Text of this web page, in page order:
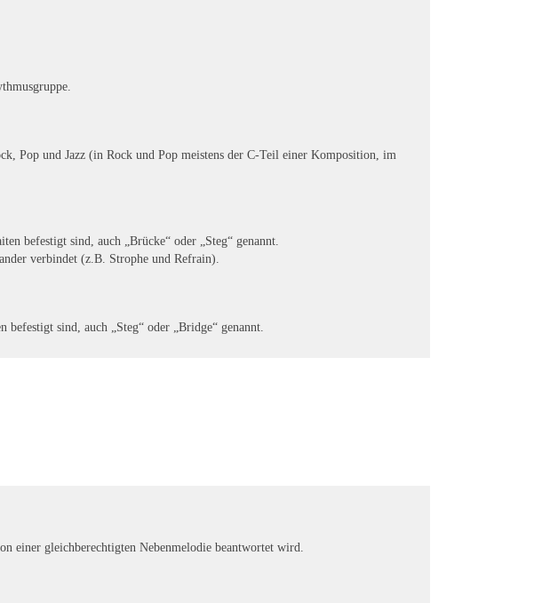
Pop und Jazz (in Rock und Pop meistens der C-Teil einer Komposition, im
befestigt sind, auch „Brücke“ oder „Steg“ genannt.
verbindet (z.B. Strophe und Refrain).
sind, auch „Steg“ oder „Bridge“ genannt.
einer gleichberechtigten Nebenmelodie beantwortet wird.